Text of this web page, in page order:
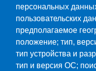
Учимся,
25.04.2023
Также море,
персональных
пользовательских
предполагаемое
положение; тип,
тип устройства и
тип и версия ОС;